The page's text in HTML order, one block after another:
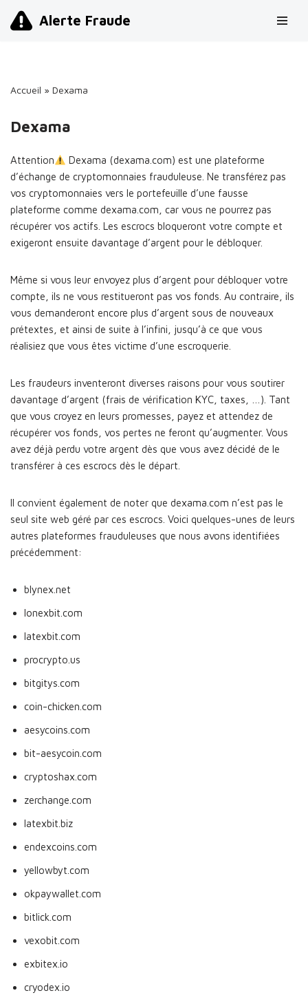
Alerte Fraude
Accueil » Dexama
Dexama
Attention
Dexama (dexama.com) est une plateforme
d’échange de cryptomonnaies frauduleuse. Ne transférez pas
vos cryptomonnaies vers le portefeuille d’une fausse
plateforme comme dexama.com, car vous ne pourrez pas
récupérer vos actifs. Les escrocs bloqueront votre compte et
exigeront ensuite davantage d’argent pour le débloquer.
Même si vous leur envoyez plus d’argent pour débloquer votre
compte, ils ne vous restitueront pas vos fonds. Au contraire, ils
vous demanderont encore plus d’argent sous de nouveaux
prétextes, et ainsi de suite à l’infini, jusqu’à ce que vous
réalisiez que vous êtes victime d’une escroquerie.
Les fraudeurs inventeront diverses raisons pour vous soutirer
davantage d’argent (frais de vérification KYC, taxes, …). Tant
que vous croyez en leurs promesses, payez et attendez de
récupérer vos fonds, vos pertes ne feront qu’augmenter. Vous
avez déjà perdu votre argent dès que vous avez décidé de le
transférer à ces escrocs dès le départ.
Il convient également de noter que dexama.com n’est pas le
seul site web géré par ces escrocs. Voici quelques-unes de leurs
autres plateformes frauduleuses que nous avons identifiées
précédemment:
blynex.net
lonexbit.com
latexbit.com
procrypto.us
bitgitys.com
coin-chicken.com
aesycoins.com
bit-aesycoin.com
cryptoshax.com
zerchange.com
latexbit.biz
endexcoins.com
yellowbyt.com
okpaywallet.com
bitlick.com
vexobit.com
exbitex.io
cryodex.io